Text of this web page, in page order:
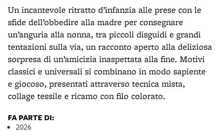
Un incantevole ritratto d’infanzia alle prese con le
sfide dell’obbedire alla madre per consegnare
un’anguria alla nonna, tra piccoli disguidi e grandi
tentazioni sulla via, un racconto aperto alla deliziosa
sorpresa di un’amicizia inaspettata alla fine. Motivi
classici e universali si combinano in modo sapiente
e giocoso, presentati attraverso tecnica mista,
collage tessile e ricamo con filo colorato.
FA PARTE DI:
2026